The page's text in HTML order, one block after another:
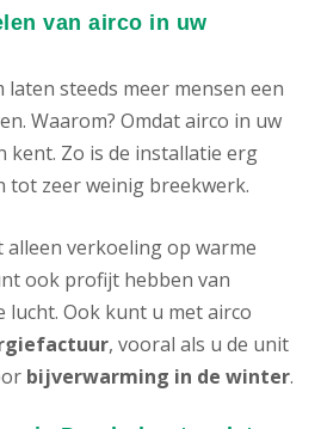
van airco in uw
steeds meer mensen een
Waarom? Omdat airco in uw
kent. Zo is de installatie erg
tot zeer weinig breekwerk.
verkoeling op warme
ook profijt hebben van
lucht. Ook kunt u met airco
, vooral als u de unit
bijverwarming in de winter.